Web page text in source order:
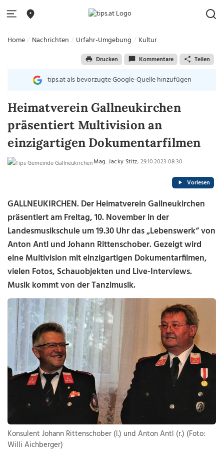
Home Nachrichten Urfahr-Umgebung Kultur
Drucken Kommentare Teilen
tips.at als bevorzugte Google-Quelle hinzufügen
Heimatverein Gallneukirchen
präsentiert Multivision an
einzigartigen Dokumentarfilmen
Mag. Jacky Stitz, 29.10.2023 08:30
Vorlesen
GALLNEUKIRCHEN. Der Heimatverein Gallneukirchen
präsentiert am Freitag, 10. November in der
Landesmusikschule um 19.30 Uhr das „Lebenswerk“ von
Anton Antl und Johann Rittenschober. Gezeigt wird
eine Multivision mit einzigartigen Dokumentarfilmen,
vielen Fotos, Schauobjekten und Live-Interviews.
Musik kommt von der Tanzlmusik.
Konsulent Johann Rittenschober (l.) und Anton Antl (r.) (Foto:
Willi Aichberger)